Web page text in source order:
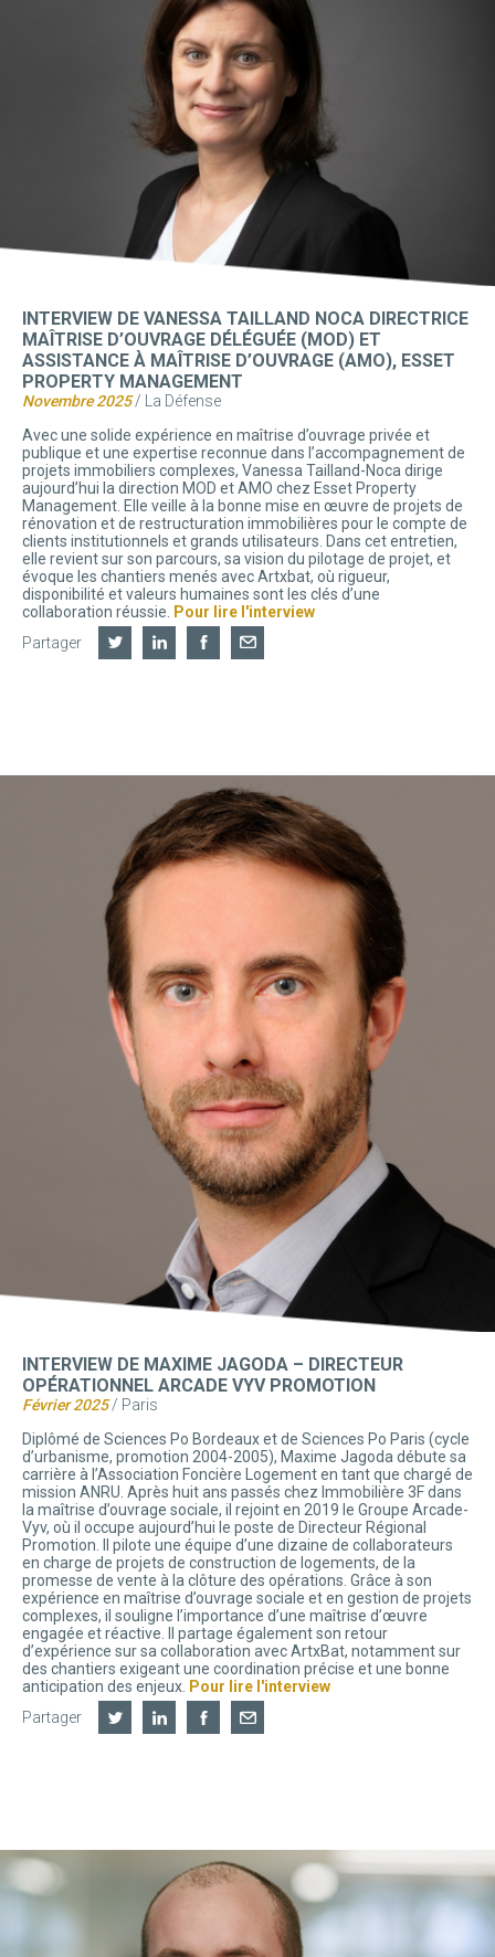
INTERVIEW DE VANESSA TAILLAND NOCA DIRECTRICE
MAÎTRISE D’OUVRAGE DÉLÉGUÉE (MOD) ET
ASSISTANCE À MAÎTRISE D’OUVRAGE (AMO), ESSET
PROPERTY MANAGEMENT
Novembre 2025/ La Défense
Avec une solide expérience en maîtrise d’ouvrage privée et
publique et une expertise reconnue dans l’accompagnement de
projets immobiliers complexes, Vanessa Tailland-Noca dirige
aujourd’hui la direction MOD et AMO chez Esset Property
Management. Elle veille à la bonne mise en œuvre de projets de
rénovation et de restructuration immobilières pour le compte de
clients institutionnels et grands utilisateurs. Dans cet entretien,
elle revient sur son parcours, sa vision du pilotage de projet, et
évoque les chantiers menés avec Artxbat, où rigueur,
disponibilité et valeurs humaines sont les clés d’une
collaboration réussie.
Pour lire l'interview
Partager
INTERVIEW DE MAXIME JAGODA – DIRECTEUR
OPÉRATIONNEL ARCADE VYV PROMOTION
Février 2025/ Paris
Diplômé de Sciences Po Bordeaux et de Sciences Po Paris (cycle
d’urbanisme, promotion 2004-2005), Maxime Jagoda débute sa
carrière à l’Association Foncière Logement en tant que chargé de
mission ANRU. Après huit ans passés chez Immobilière 3F dans
la maîtrise d’ouvrage sociale, il rejoint en 2019 le Groupe Arcade-
Vyv, où il occupe aujourd’hui le poste de Directeur Régional
Promotion. Il pilote une équipe d’une dizaine de collaborateurs
en charge de projets de construction de logements, de la
promesse de vente à la clôture des opérations. Grâce à son
expérience en maîtrise d’ouvrage sociale et en gestion de projets
complexes, il souligne l’importance d’une maîtrise d’œuvre
engagée et réactive. Il partage également son retour
d’expérience sur sa collaboration avec ArtxBat, notamment sur
des chantiers exigeant une coordination précise et une bonne
anticipation des enjeux. Pour lire l'interview
Partager